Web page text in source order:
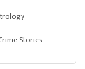
Stories